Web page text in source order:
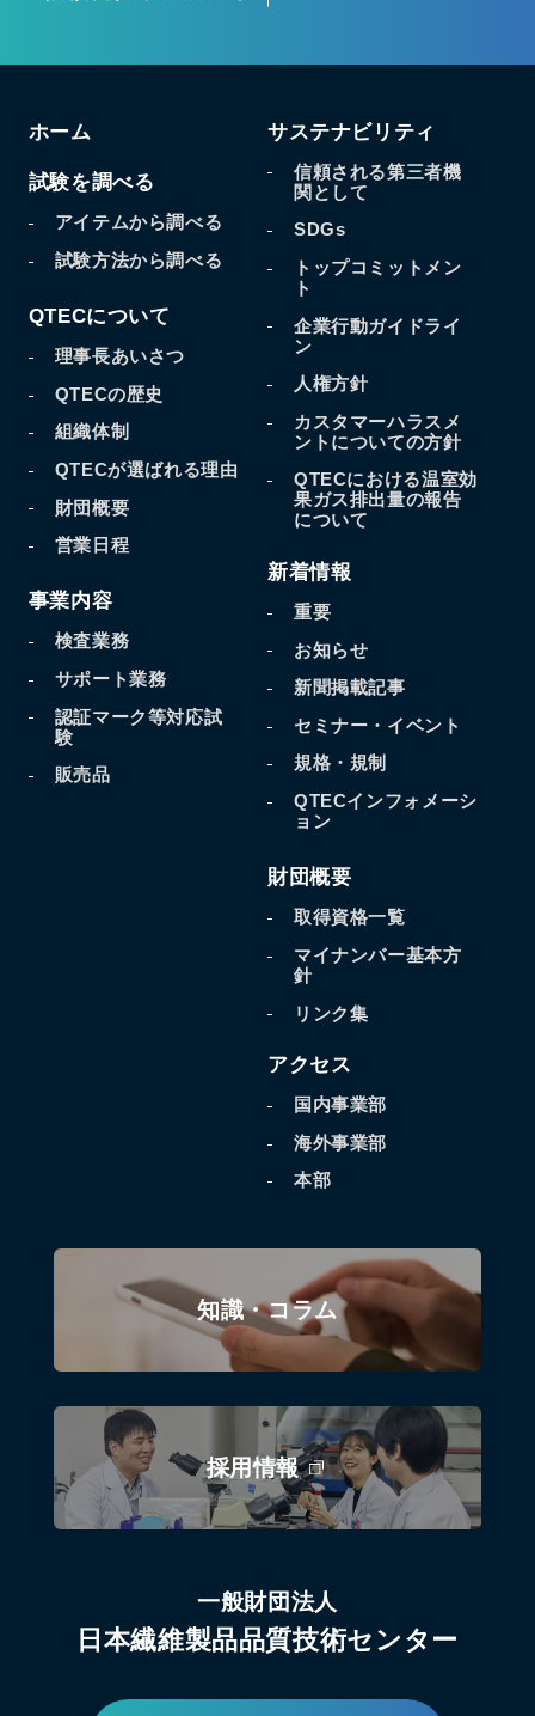
ホーム
試験を調べる
アイテムから調べる
試験方法から調べる
QTECについて
理事長あいさつ
QTECの歴史
組織体制
QTECが選ばれる理由
財団概要
営業日程
事業内容
検査業務
サポート業務
認証マーク等対応試
験
販売品
サステナビリティ
信頼される第三者機
関として
SDGs
トップコミットメン
ト
企業行動ガイドライ
ン
人権方針
カスタマーハラスメ
ントについての方針
QTECにおける温室効
果ガス排出量の報告
について
新着情報
重要
お知らせ
新聞掲載記事
セミナー・イベント
規格・規制
QTECインフォメーシ
ョン
財団概要
取得資格一覧
マイナンバー基本方
針
リンク集
アクセス
国内事業部
海外事業部
本部
知識・コラム
採用情報
一般財団法人
日本繊維製品品質技術センター